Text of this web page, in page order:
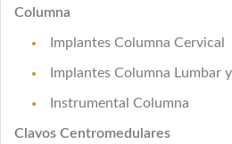
Columna
Implantes Columna Cervical
Implantes Columna Lumbar
Instrumental Columna
Clavos Centromedulares